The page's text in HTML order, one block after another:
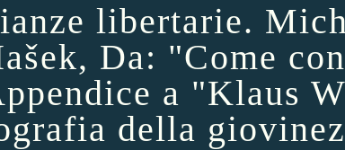
libertarie.
Da: "Come
a "Klaus
della